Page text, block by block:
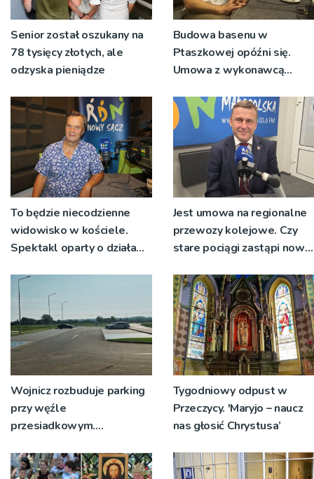
Senior został oszukany na
78 tysięcy złotych, ale
odzyska pieniądze
Budowa basenu w
Ptaszkowej opóźni się.
Umowa z wykonawcą
nie zostanie podpisana
To będzie niecodzienne
widowisko w kościele.
Spektakl oparty o działa
Jest umowa na regionalne
przewozy kolejowe. Czy
stare pociągi zastąpi nowy
Wojnicz rozbuduje parking
przy węźle
przesiadkowym.
miejsc
Tygodniowy odpust w
Przeczycy. 'Maryjo – naucz
nas głosić Chrystusa’